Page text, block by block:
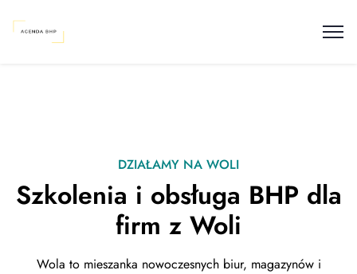
DZIAŁAMY NA WOLI
Szkolenia i obsługa BHP dla
firm z Woli
Wola to mieszanka nowoczesnych biur, magazynów i